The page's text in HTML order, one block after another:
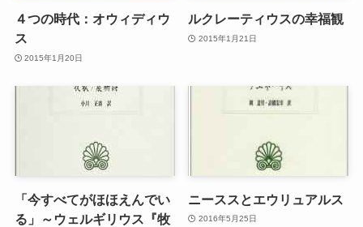
４つの時代：オウィディウ
ス
2015年1月20日
ルクレーティウスの幸福観
2015年1月21日
「今すべてがほほえんでい
る」～ウェルギリウス『牧
ニーススとエウリュアルス
2016年5月25日